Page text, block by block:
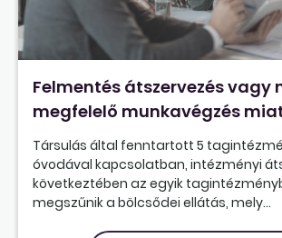
Felmentés átszervezés vagy
megfelelő munkavégzés
Társulás által fenntartott 5
óvodával kapcsolatban, intézményi
következtében az egyik
megszűnik a bölcsődei ellátás, mely...